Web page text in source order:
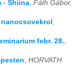
- Shiina, Fáth Gábor,
,
febr. 28.,
, HORVATH